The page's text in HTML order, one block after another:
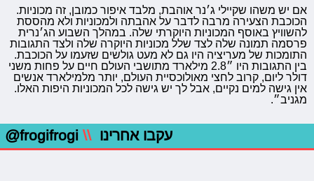
אם יש משהו שקיילי ג׳נר אוהבת, מלבד איפור כמובן, זה מכוניות.
הכוכבת הצעירה מרבה לדבר על אהבתה ולמכוניות ולא מהססת
להשוויץ באוסף המכוניות היוקרתי שלה. במהלך השבוע הג׳נרית
פרסמה תמונה שלה לצד שלל מכוניות היוקרה שלה ולצד התגובות
התומכות של מעריציה היו גם לא מעט גולשים שזעמו על הכוכבת.
בין התגובות היו ״2.8 מילארד מתושבי העולם חיים על פחות משני
דולר ליום, קרוב לחצי מאולוכסיית העולם, יותר מלמילארד אנשים
אין גישה למים נקיים, אבל לך יש גישה לכל המכוניות היפות האלו.
מגניב״.
@frogifrogi \\ עקבו אחרינו